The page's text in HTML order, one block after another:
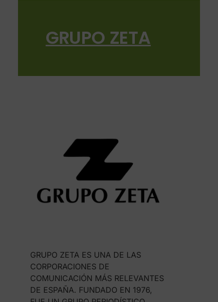
GRUPO ZETA
GRUPO ZETA ES UNA DE LAS
CORPORACIONES DE
COMUNICACIÓN MÁS RELEVANTES
DE ESPAÑA. FUNDADO EN 1976,